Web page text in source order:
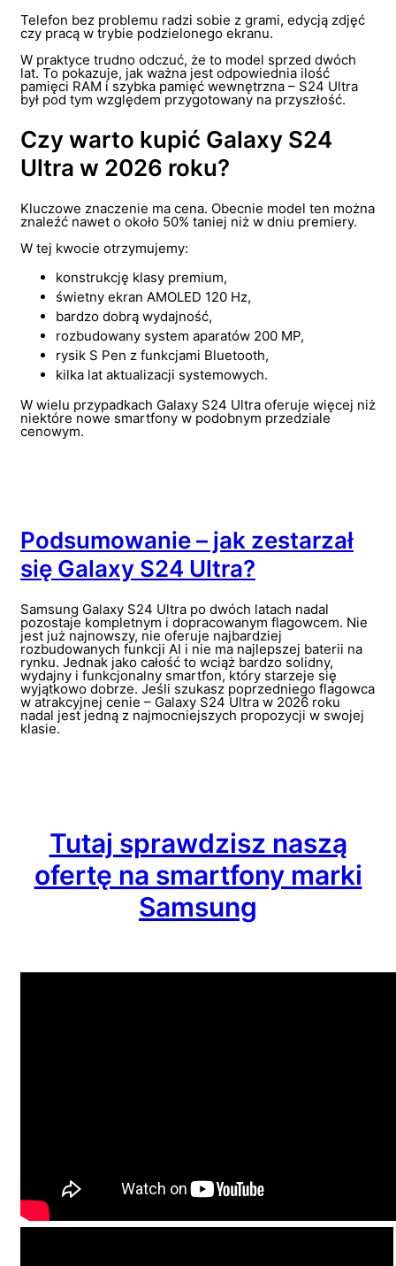
Telefon bez problemu radzi sobie z grami, edycją zdjęć
czy pracą w trybie podzielonego ekranu.
W praktyce trudno odczuć, że to model sprzed dwóch
lat. To pokazuje, jak ważna jest odpowiednia ilość
pamięci RAM i szybka pamięć wewnętrzna – S24 Ultra
był pod tym względem przygotowany na przyszłość.
Czy warto kupić Galaxy S24
Ultra w 2026 roku?
Kluczowe znaczenie ma cena. Obecnie model ten można
znaleźć nawet o około 50% taniej niż w dniu premiery.
W tej kwocie otrzymujemy:
konstrukcję klasy premium,
świetny ekran AMOLED 120 Hz,
bardzo dobrą wydajność,
rozbudowany system aparatów 200 MP,
rysik S Pen z funkcjami Bluetooth,
kilka lat aktualizacji systemowych.
W wielu przypadkach Galaxy S24 Ultra oferuje więcej niż
niektóre nowe smartfony w podobnym przedziale
cenowym.
Podsumowanie – jak zestarzał
się Galaxy S24 Ultra?
Samsung Galaxy S24 Ultra po dwóch latach nadal
pozostaje kompletnym i dopracowanym flagowcem. Nie
jest już najnowszy, nie oferuje najbardziej
rozbudowanych funkcji AI i nie ma najlepszej baterii na
rynku. Jednak jako całość to wciąż bardzo solidny,
wydajny i funkcjonalny smartfon, który starzeje się
wyjątkowo dobrze. Jeśli szukasz poprzedniego flagowca
w atrakcyjnej cenie – Galaxy S24 Ultra w 2026 roku
nadal jest jedną z najmocniejszych propozycji w swojej
klasie.
Tutaj sprawdzisz naszą
ofertę na smartfony marki
Samsung